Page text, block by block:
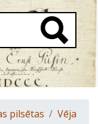
pilsētas Vēja